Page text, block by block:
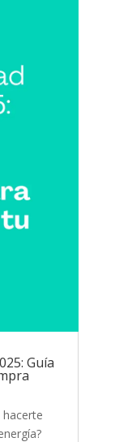
Guía
hacerte